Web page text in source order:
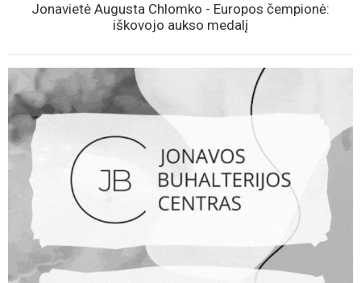
Jonavietė Augusta Chlomko - Europos čempionė:
iškovojo aukso medalį